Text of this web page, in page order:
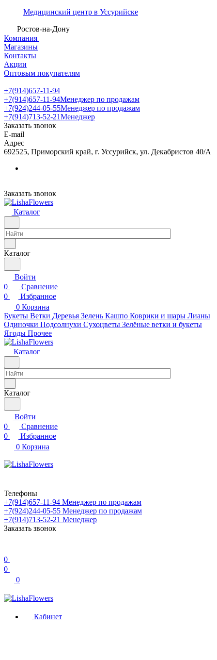
Медицинский центр в Уссурийске
Ростов-на-Дону
Компания
Магазины
Контакты
Акции
Оптовым покупателям
+7(914)657-11-94
+7(914)657-11-94Менеджер по продажам
+7(924)244-05-55Менеджер по продажам
+7(914)713-52-21Менеджер
Заказать звонок
E-mail
Адрес
692525, Приморский край, г. Уссурийск, ул. Декабристов 40/А
Заказать звонок
Каталог
Каталог
Войти
0
Сравнение
0
Избранное
0 Корзина
Букеты Ветки Деревья Зелень Кашпо Коврики и шары Лианы
Одиночки Подсолнухи Сухоцветы Зелёные ветки и букеты
Ягоды Прочее
Каталог
Каталог
Войти
0
Сравнение
0
Избранное
0 Корзина
Телефоны
+7(914)657-11-94 Менеджер по продажам
+7(924)244-05-55 Менеджер по продажам
+7(914)713-52-21 Менеджер
Заказать звонок
0
0
0
Кабинет